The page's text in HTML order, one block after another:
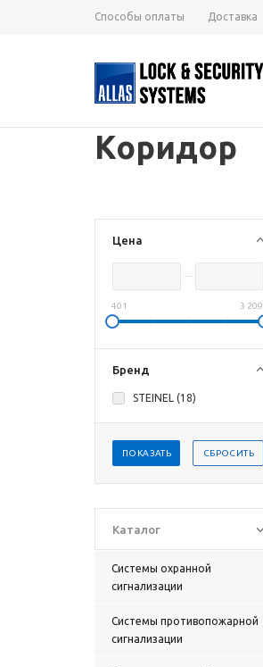
Способы оплаты Доставка
Коридор
Цена
401 3 209
Бренд
STEINEL (18)
ПОКАЗАТЬ СБРОСИТЬ
Каталог
Системы охранной
сигнализации
Системы противопожарной
сигнализации